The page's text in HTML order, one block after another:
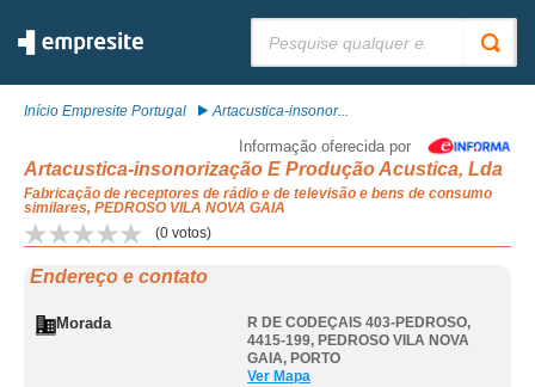
Início Empresite Portugal Artacustica-insonor...
Informação oferecida por
Artacustica-insonorização E Produção Acustica, Lda
Fabricação de receptores de rádio e de televisão e bens de consumo
similares, PEDROSO VILA NOVA GAIA
(0 votos)
Endereço e contato
Morada
R DE CODEÇAIS 403-PEDROSO,
4415-199, PEDROSO VILA NOVA
GAIA, PORTO
Ver Mapa